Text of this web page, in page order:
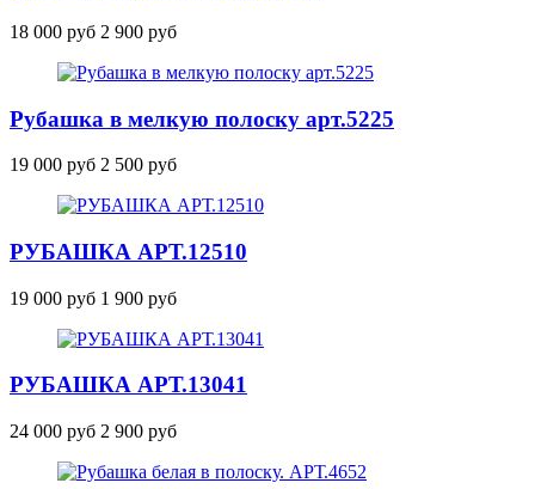
18 000 руб 2 900 руб
Рубашка в мелкую полоску арт.5225
19 000 руб 2 500 руб
РУБАШКА АРТ.12510
19 000 руб 1 900 руб
РУБАШКА АРТ.13041
24 000 руб 2 900 руб